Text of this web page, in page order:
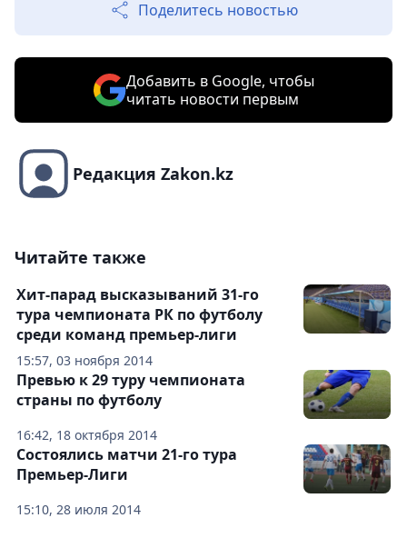
Поделитесь новостью
Добавить в Google, чтобы
читать новости первым
Редакция Zakon.kz
Читайте также
15:57, 03 ноября 2014
Хит-парад высказываний 31-го
тура чемпионата РК по футболу
среди команд премьер-лиги
16:42, 18 октября 2014
Превью к 29 туру чемпионата
страны по футболу
15:10, 28 июля 2014
Состоялись матчи 21-го тура
Премьер-Лиги